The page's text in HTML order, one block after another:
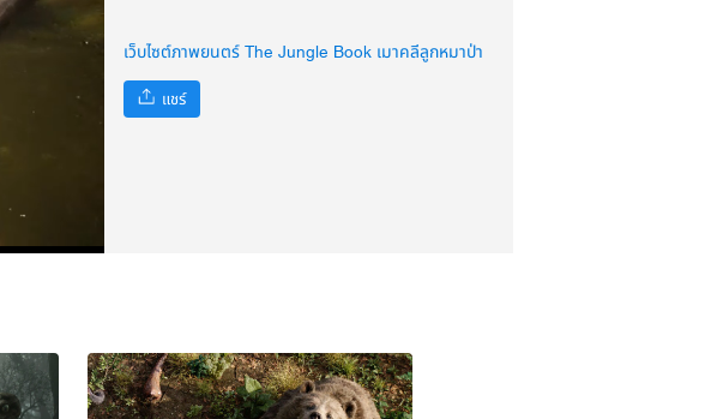
เว็บไซต์ภาพยนตร์ The Jungle Book เมาคลีลูกหมาป่า
แชร์